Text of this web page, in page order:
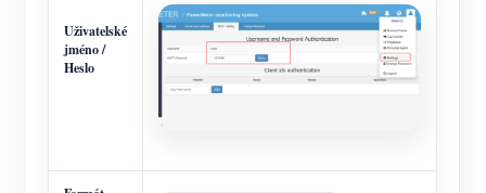
Uživatelské
jméno /
Heslo